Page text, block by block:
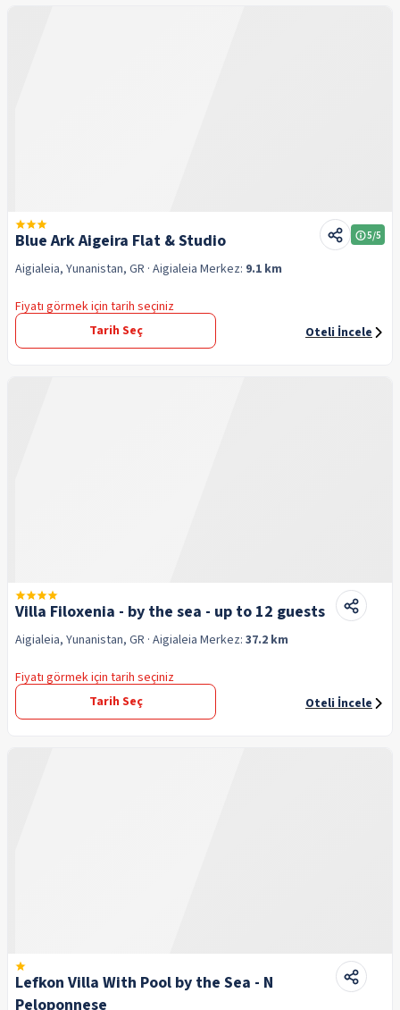
Blue Ark Aigeira Flat & Studio 5/5
Aigialeia, Yunanistan, GR · Aigialeia Merkez: 9.1 km
Fiyatı görmek için tarih seçiniz
Tarih Seç
Oteli İncele
Villa Filoxenia - by the sea - up to 12 guests
Aigialeia, Yunanistan, GR · Aigialeia Merkez: 37.2 km
Fiyatı görmek için tarih seçiniz
Tarih Seç
Oteli İncele
Lefkon Villa With Pool by the Sea - N
Peloponnese